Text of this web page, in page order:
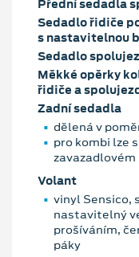
Přední sedadla
Sedadlo řidiče
s nastavitelnou
Sedadlo
Měkké opěrky
řidiče a
Zadní sedadla
dělená v
pro kombi lze
Volant
vinyl Sensico,
nastavitelný
prošíváním,
páky